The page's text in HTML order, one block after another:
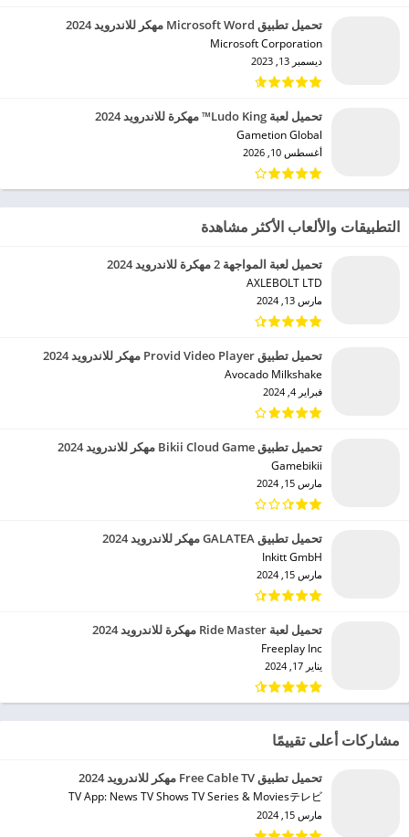
تحميل تطبيق Microsoft Word مهكر للاندرويد 2024
Microsoft Corporation‏
ديسمبر 13, 2023
تحميل لعبة Ludo King™ مهكرة للاندرويد 2024
Gametion Global‏
أغسطس 10, 2026
التطبيقات والألعاب الأكثر مشاهدة
تحميل لعبة المواجهة 2 مهكرة للاندرويد 2024
AXLEBOLT LTD‏
مارس 13, 2024
تحميل تطبيق Provid Video Player مهكر للاندرويد 2024
Avocado Milkshake‏
فبراير 4, 2024
تحميل تطبيق Bikii Cloud Game مهكر للاندرويد 2024
Gamebikii‏
مارس 15, 2024
تحميل تطبيق GALATEA مهكر للاندرويد 2024
Inkitt GmbH‏
مارس 15, 2024
تحميل لعبة Ride Master مهكرة للاندرويد 2024
Freeplay Inc‏
يناير 17, 2024
مشاركات أعلى تقييمًا
تحميل تطبيق Free Cable TV مهكر للاندرويد 2024
TV App: News TV Shows TV Series & Moviesテレビ‏
مارس 15, 2024